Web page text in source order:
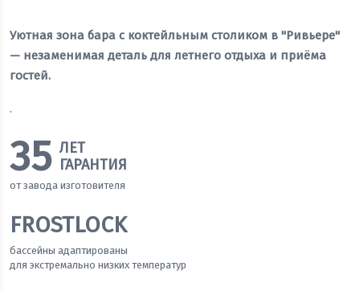
Уютная зона бара с коктейльным столиком в "Ривьере"
— незаменимая деталь для летнего отдыха и приёма
гостей.
.
35 ЛЕТ
ГАРАНТИЯ
от завода изготовителя
FROSTLOCK
бассейны адаптированы
для экстремально низких температур